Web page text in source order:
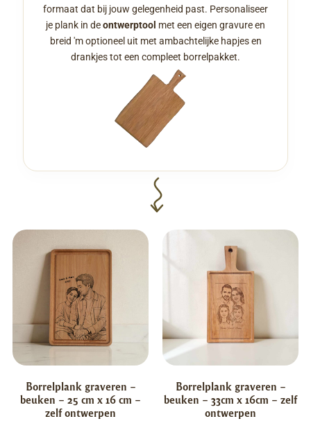
formaat dat bij jouw gelegenheid past. Personaliseer
je plank in deontwerptool met een eigen gravure en
breid 'm optioneel uit met ambachtelijke hapjes en
drankjes tot een compleet borrelpakket.
Borrelplank graveren –
beuken – 25 cm x 16 cm –
zelf ontwerpen
Borrelplank graveren –
beuken – 33cm x 16cm – zelf
ontwerpen